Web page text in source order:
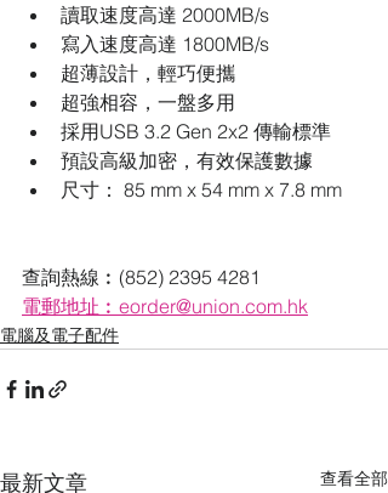
讀取速度高達 2000MB/s
寫入速度高達 1800MB/s
超薄設計，輕巧便攜
超強相容，一盤多用
採用USB 3.2 Gen 2x2 傳輸標準
預設高級加密，有效保護數據
尺寸： 85 mm x 54 mm x 7.8 mm
查詢熱線︰(852) 2395 4281
電郵地址︰eorder@union.com.hk
電腦及電子配件
最新文章 查看全部